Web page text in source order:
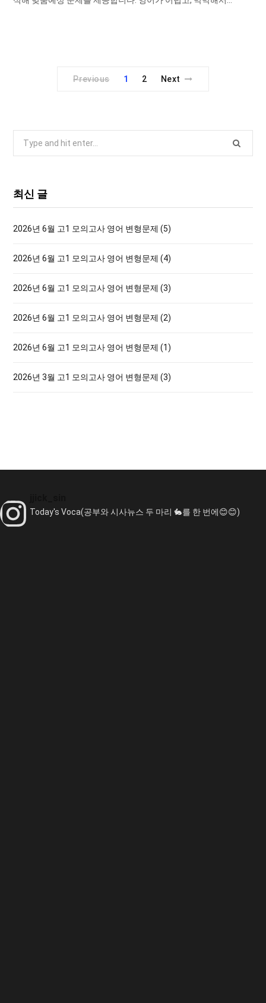
Previous 1 2 Next
c
f
r
최신 글
2026년 6월 고1 모의고사 영어 변형문제 (5)
2026년 6월 고1 모의고사 영어 변형문제 (4)
2026년 6월 고1 모의고사 영어 변형문제 (3)
2026년 6월 고1 모의고사 영어 변형문제 (2)
2026년 6월 고1 모의고사 영어 변형문제 (1)
2026년 3월 고1 모의고사 영어 변형문제 (3)
Today's Voca(공부와 시사뉴스 두 마리 🐇를 한 번에😊😊)